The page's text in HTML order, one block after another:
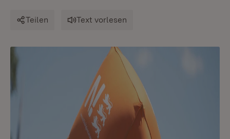
Teilen Text vorlesen